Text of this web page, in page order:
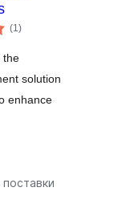
(1укупних
оцена
)
the
solution
enhance